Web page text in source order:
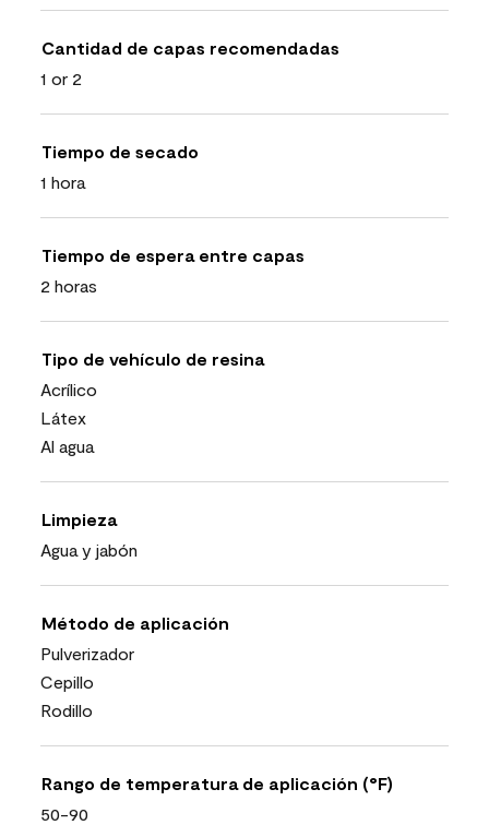
Cantidad de capas recomendadas
1 or 2
Tiempo de secado
1 hora
Tiempo de espera entre capas
2 horas
Tipo de vehículo de resina
Acrílico
Látex
Al agua
Limpieza
Agua y jabón
Método de aplicación
Pulverizador
Cepillo
Rodillo
Rango de temperatura de aplicación (°F)
50-90